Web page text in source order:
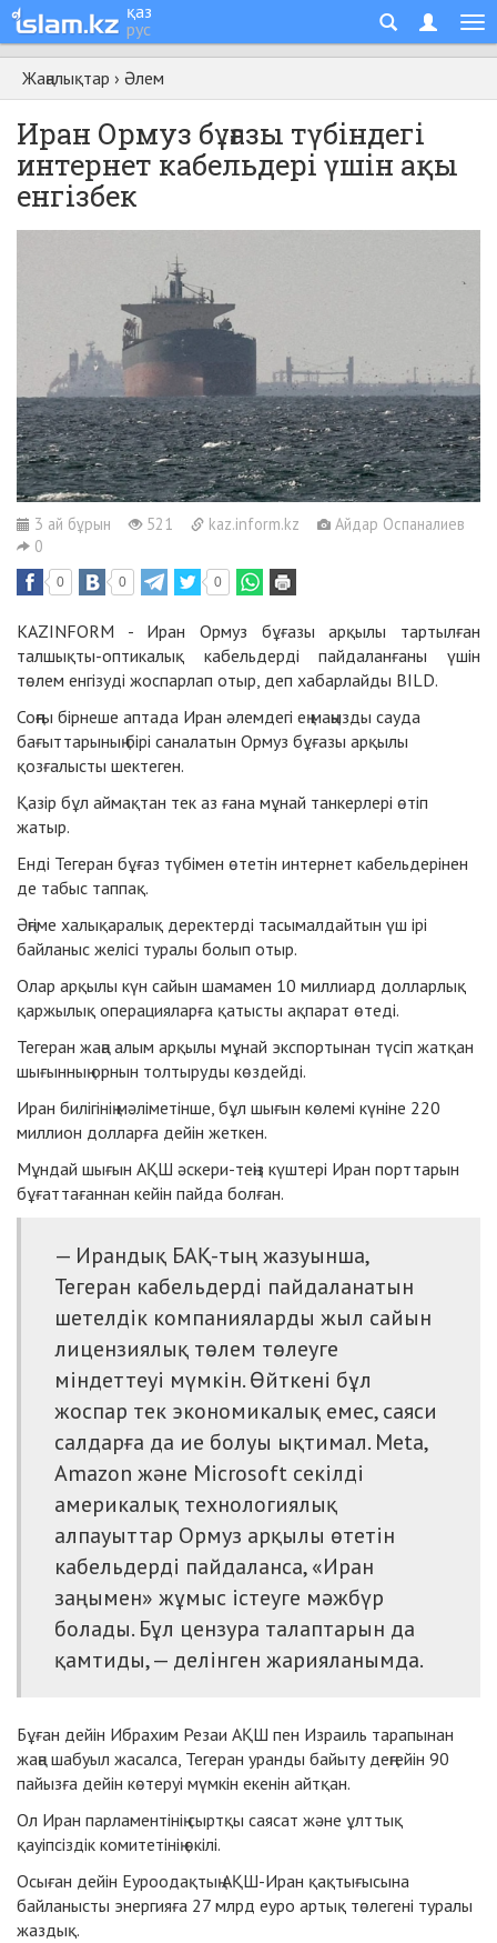
қаз
рус
Жаңалықтар › Әлем
Иран Ормуз бұғазы түбіндегі
интернет кабельдері үшін ақы
енгізбек
3 ай бұрын 521 kaz.inform.kz
Айдар Оспаналиев
0
0 0 0
KAZINFORM - Иран Ормуз бұғазы арқылы тартылған
талшықты-оптикалық кабельдерді пайдаланғаны үшін
төлем енгізуді жоспарлап отыр, деп хабарлайды BILD.
Соңғы бірнеше аптада Иран әлемдегі ең маңызды сауда
бағыттарының бірі саналатын Ормуз бұғазы арқылы
қозғалысты шектеген.
Қазір бұл аймақтан тек аз ғана мұнай танкерлері өтіп
жатыр.
Енді Тегеран бұғаз түбімен өтетін интернет кабельдерінен
де табыс таппақ.
Әңгіме халықаралық деректерді тасымалдайтын үш ірі
байланыс желісі туралы болып отыр.
Олар арқылы күн сайын шамамен 10 миллиард долларлық
қаржылық операцияларға қатысты ақпарат өтеді.
Тегеран жаңа алым арқылы мұнай экспортынан түсіп жатқан
шығынның орнын толтыруды көздейді.
Иран билігінің мәліметінше, бұл шығын көлемі күніне 220
миллион долларға дейін жеткен.
Мұндай шығын АҚШ әскери-теңіз күштері Иран порттарын
бұғаттағаннан кейін пайда болған.
— Ирандық БАҚ-тың жазуынша,
Тегеран кабельдерді пайдаланатын
шетелдік компанияларды жыл сайын
лицензиялық төлем төлеуге
міндеттеуі мүмкін. Өйткені бұл
жоспар тек экономикалық емес, саяси
салдарға да ие болуы ықтимал. Meta,
Amazon және Microsoft секілді
америкалық технологиялық
алпауыттар Ормуз арқылы өтетін
кабельдерді пайдаланса, «Иран
заңымен» жұмыс істеуге мәжбүр
болады. Бұл цензура талаптарын да
қамтиды, — делінген жарияланымда.
Бұған дейін Ибрахим Резаи АҚШ пен Израиль тарапынан
жаңа шабуыл жасалса, Тегеран уранды байыту деңгейін 90
пайызға дейін көтеруі мүмкін екенін айтқан.
Ол Иран парламентінің сыртқы саясат және ұлттық
қауіпсіздік комитетінің өкілі.
Осыған дейін Еуроодақтың АҚШ-Иран қақтығысына
байланысты энергияға 27 млрд еуро артық төлегені туралы
жаздық.